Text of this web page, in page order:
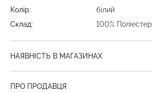
Колір:
білий
Склад:
100% Поліестер
НАЯВНІСТЬ В МАГАЗИНАХ
ПРО ПРОДАВЦЯ